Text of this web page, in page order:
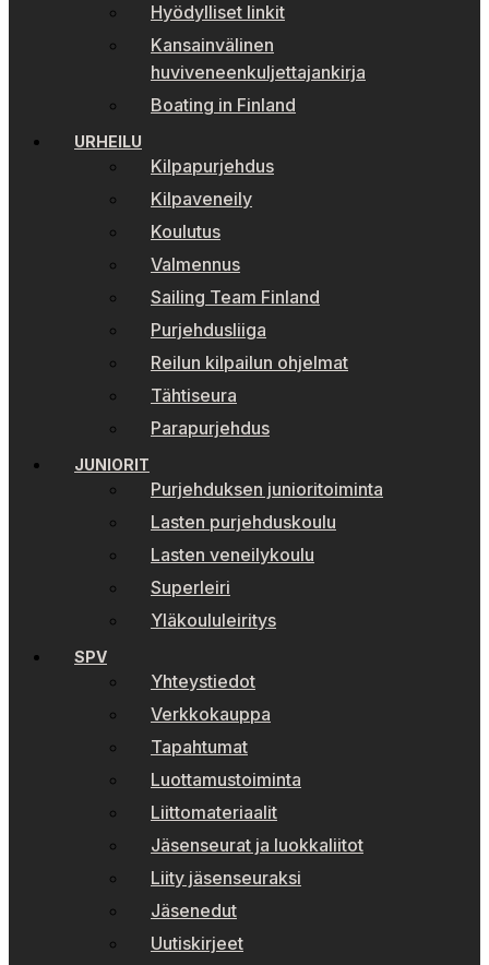
Hyödylliset linkit
Kansainvälinen
huviveneenkuljettajankirja
Boating in Finland
URHEILU
Kilpapurjehdus
Kilpaveneily
Koulutus
Valmennus
Sailing Team Finland
Purjehdusliiga
Reilun kilpailun ohjelmat
Tähtiseura
Parapurjehdus
JUNIORIT
Purjehduksen junioritoiminta
Lasten purjehduskoulu
Lasten veneilykoulu
Superleiri
Yläkoululeiritys
SPV
Yhteystiedot
Verkkokauppa
Tapahtumat
Luottamustoiminta
Liittomateriaalit
Jäsenseurat ja luokkaliitot
Liity jäsenseuraksi
Jäsenedut
Uutiskirjeet